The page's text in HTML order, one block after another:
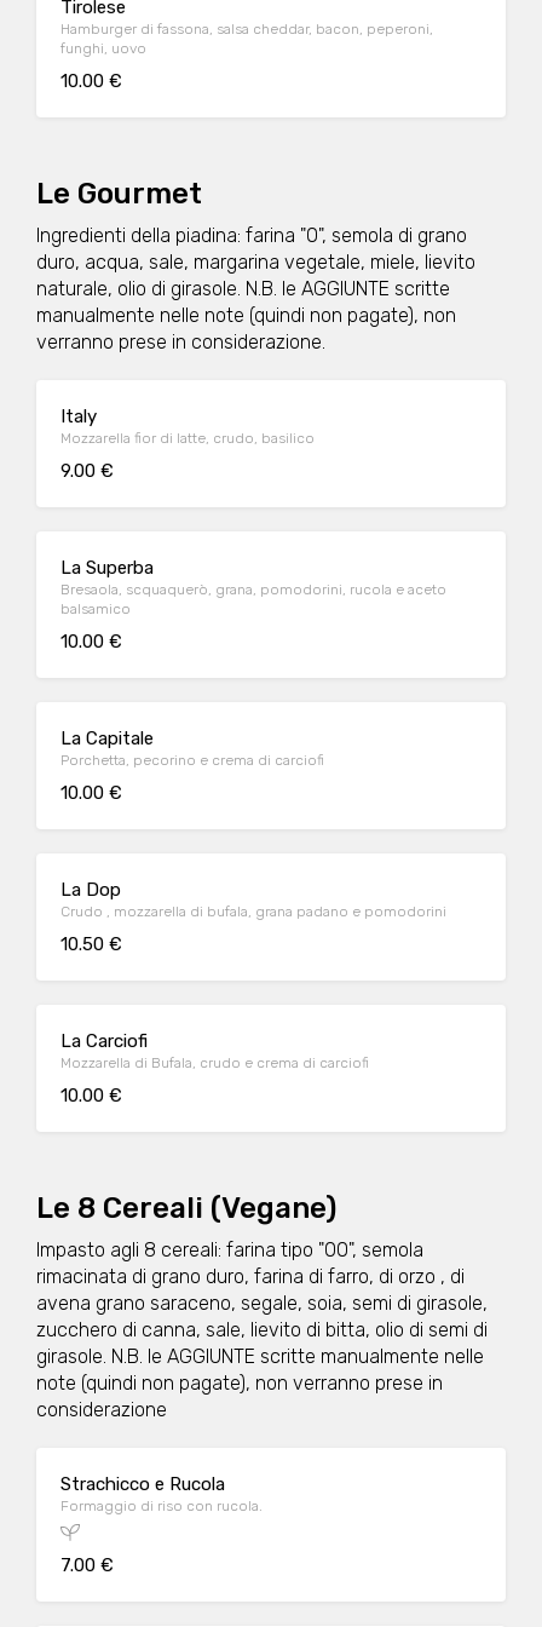
Tirolese
Hamburger di fassona, salsa cheddar, bacon, peperoni,
funghi, uovo
10.00 €
Le Gourmet
Ingredienti della piadina: farina "0", semola di grano
duro, acqua, sale, margarina vegetale, miele, lievito
naturale, olio di girasole. N.B. le AGGIUNTE scritte
manualmente nelle note (quindi non pagate), non
verranno prese in considerazione.
Italy
Mozzarella fior di latte, crudo, basilico
9.00 €
La Superba
Bresaola, scquaquerò, grana, pomodorini, rucola e aceto
balsamico
10.00 €
La Capitale
Porchetta, pecorino e crema di carciofi
10.00 €
La Dop
Crudo , mozzarella di bufala, grana padano e pomodorini
10.50 €
La Carciofi
Mozzarella di Bufala, crudo e crema di carciofi
10.00 €
Le 8 Cereali (Vegane)
Impasto agli 8 cereali: farina tipo "00", semola
rimacinata di grano duro, farina di farro, di orzo , di
avena grano saraceno, segale, soia, semi di girasole,
zucchero di canna, sale, lievito di bitta, olio di semi di
girasole. N.B. le AGGIUNTE scritte manualmente nelle
note (quindi non pagate), non verranno prese in
considerazione
Strachicco e Rucola
Formaggio di riso con rucola.
7.00 €